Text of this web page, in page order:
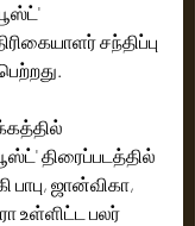
சந்திப்பு
திரைப்படத்தில்
ஜான்விகா,
உள்ளிட்ட பலர்